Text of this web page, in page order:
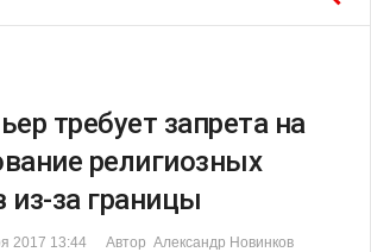
требует запрета на
религиозных
из-за границы
2017 13:44
Автор Александр Новинков